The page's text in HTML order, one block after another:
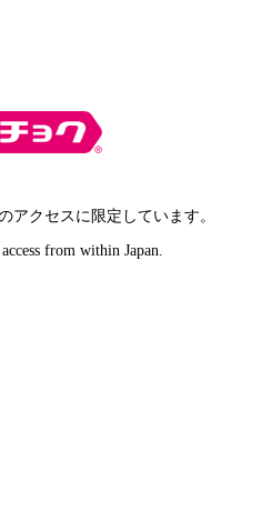
アクセスに限定しています。
from within Japan.